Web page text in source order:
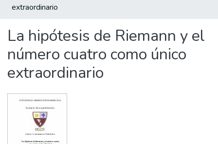
extraordinario
La hipótesis de Riemann y el
número cuatro como único
extraordinario